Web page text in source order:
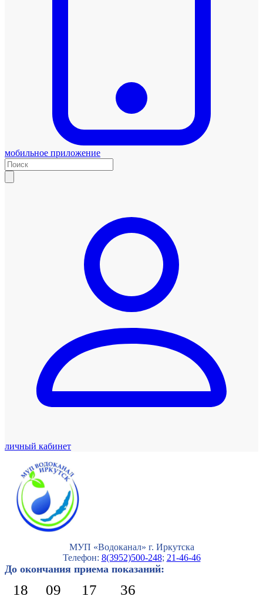
мобильное приложение
личный кабинет
МУП «Водоканал» г. Иркутска
Телефон: 8(3952)500-248; 21-46-46
До окончания приема показаний:
18 09 17 35